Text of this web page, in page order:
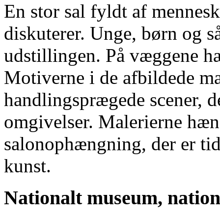
En stor sal fyldt af
diskuterer. Unge, børn og
udstillingen. På væggene
Motiverne i de afbildede
handlingsprægede scener,
omgivelser. Malerierne
salonophængning, der er
kunst.
Nationalt museum,